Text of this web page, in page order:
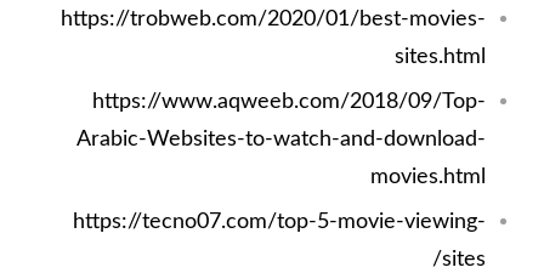
https://trobweb.com/2020/01/best-movies-
sites.html
https://www.aqweeb.com/2018/09/Top-
Arabic-Websites-to-watch-and-download-
movies.html
https://tecno07.com/top-5-movie-viewing-
sites/